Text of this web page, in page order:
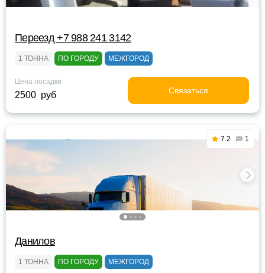
Переезд +7 988 241 3142
1 ТОННА ПО ГОРОДУ МЕЖГОРОД
Цена посадки
2500 руб Связаться
7.2 1
Данилов
1 ТОННА ПО ГОРОДУ МЕЖГОРОД